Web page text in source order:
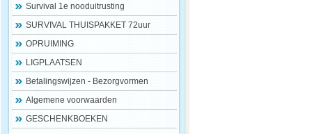
Survival 1e nooduitrusting
SURVIVAL THUISPAKKET 72uur
OPRUIMING
LIGPLAATSEN
Betalingswijzen - Bezorgvormen
Algemene voorwaarden
GESCHENKBOEKEN